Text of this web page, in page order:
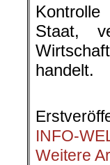
Staat,
handelt.
INFO-
Weitere